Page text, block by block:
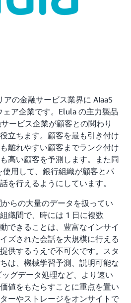
の金融サービス業界に AIaaS
ェア企業です。Elula の主力製品
ービス企業が顧客との関わり
立ちます。顧客を最も引き付け
離れやすい顧客までランク付け
高い顧客を予測します。また同
用して、銀行組織が顧客とパ
を行えるようにしています。
からの大量のデータを扱ってい
織間で、時には 1 日に複数
できることは、豊富なインサイ
ズされた会話を大規模に行える
供するうえで不可欠です。スタ
は、機械学習予測、説明可能な
グデータ処理など、より速い
値をもたらすことに重点を置い
ーやストレージをオンサイトで